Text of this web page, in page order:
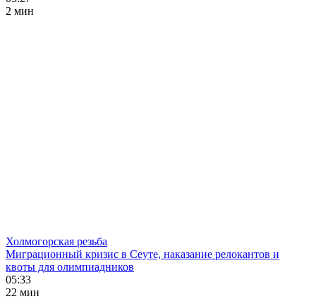
2 мин
Холмогорская резьба
Миграционный кризис в Сеуте, наказание релокантов и
квоты для олимпиадников
05:33
22 мин